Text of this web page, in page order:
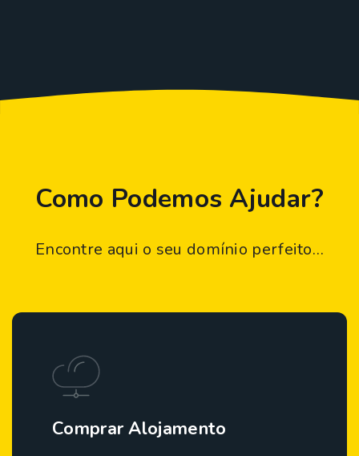
Como Podemos Ajudar?
Encontre aqui o seu domínio perfeito…
Comprar Alojamento